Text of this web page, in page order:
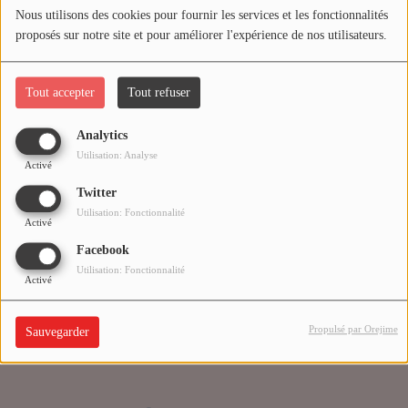
Nous utilisons des cookies pour fournir les services et les fonctionnalités
proposés sur notre site et pour améliorer l'expérience de nos utilisateurs.
Tout accepter Tout refuser
Analytics
Activé
Utilisation: Analyse
Twitter
Activé
Utilisation: Fonctionnalité
Facebook
Activé
Utilisation: Fonctionnalité
Sauvegarder Propulsé par Orejime
Médias
PODCASTS
Agenda
Titres diffusés
Se connecter
Oups, vous avez
rencontré une erreur.
Il semble que la page que vous recherchez n’existe plus.